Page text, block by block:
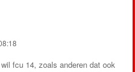
fcu 14, zoals anderen dat ook